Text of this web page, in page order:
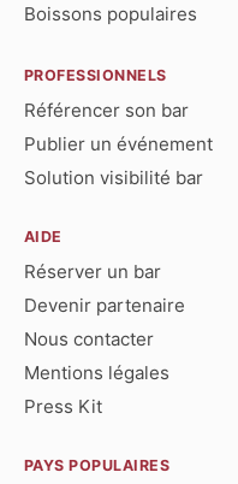
Boissons populaires
PROFESSIONNELS
Référencer son bar
Publier un événement
Solution visibilité bar
AIDE
Réserver un bar
Devenir partenaire
Nous contacter
Mentions légales
Press Kit
PAYS POPULAIRES